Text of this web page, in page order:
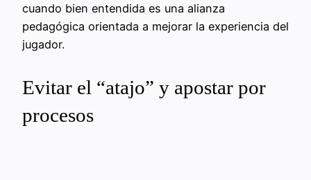
cuando bien entendida es una alianza
pedagógica orientada a mejorar la experiencia del
jugador.
Evitar el “atajo” y apostar por
procesos